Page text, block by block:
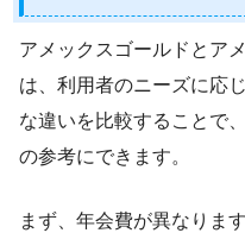
アメックスゴールドとア
は、利用者のニーズに応
な違いを比較することで
の参考にできます。
まず、年会費が異なりま